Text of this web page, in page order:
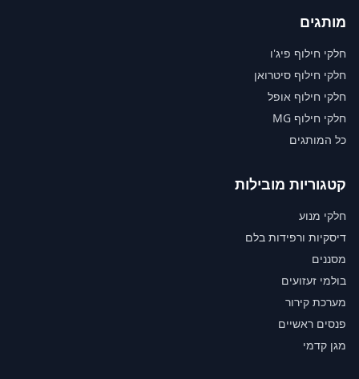
מותגים
חלקי חילוף פיג'ו
חלקי חילוף סיטרואן
חלקי חילוף אופל
חלקי חילוף MG
כל המותגים
קטגוריות מובילות
חלקי מנוע
דיסקיות ורפידות בלם
מסננים
בולמי זעזועים
מערכת קירור
פנסים ראשיים
מגן קדמי